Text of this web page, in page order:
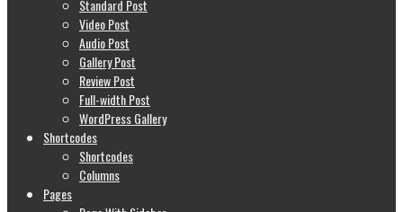
Standard Post
Video Post
Audio Post
Gallery Post
Review Post
Full-width Post
WordPress Gallery
Shortcodes
Shortcodes
Columns
Pages